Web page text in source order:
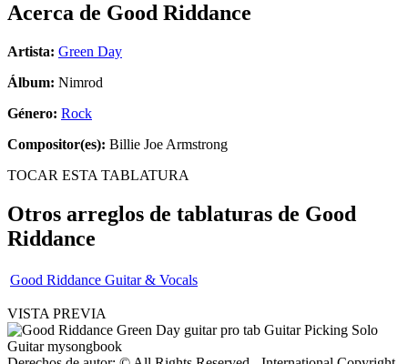
Acerca de Good Riddance
Artista: Green Day
Álbum: Nimrod
Género: Rock
Compositor(es): Billie Joe Armstrong
TOCAR ESTA TABLATURA
Otros arreglos de tablaturas de Good
Riddance
Good Riddance Guitar & Vocals
VISTA PREVIA